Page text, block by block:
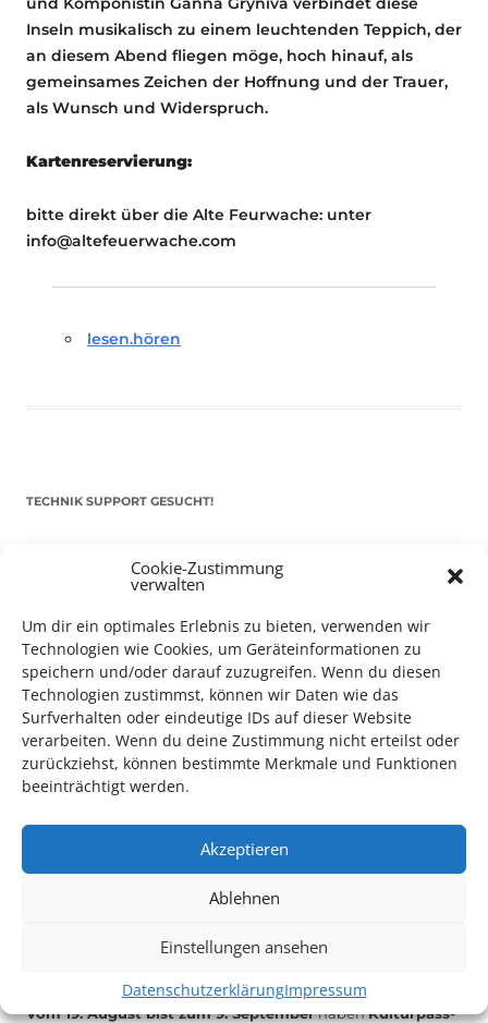
Cookie-Zustimmung
verwalten
Um dir ein optimales Erlebnis zu bieten, verwenden wir
Technologien wie Cookies, um Geräteinformationen zu
speichern und/oder darauf zuzugreifen. Wenn du diesen
Technologien zustimmst, können wir Daten wie das
Surfverhalten oder eindeutige IDs auf dieser Website
verarbeiten. Wenn du deine Zustimmung nicht erteilst oder
zurückziehst, können bestimmte Merkmale und Funktionen
beeinträchtigt werden.
Akzeptieren
Ablehnen
Einstellungen ansehen
DatenschutzerklärungImpressum
Inseln musikalisch zu einem leuchtenden Teppich, der
an diesem Abend fliegen möge, hoch hinauf, als
gemeinsames Zeichen der Hoffnung und der Trauer,
als Wunsch und Widerspruch.
Kartenreservierung:
bitte direkt über die Alte Feurwache: unter
info@altefeuerwache.com
lesen.hören
TECHNIK SUPPORT GESUCHT!
Mithilfe im Bereich Technik. Sie haben Interesse? Dann
*KULTURTIPP SOMMERPAUSE: FESTIVAL DES DEUTSCHEN FILMS*
Auch dieses Jahr findet wieder das
in Ludwigshafen statt.
Vom 19. August bist zum 9. SeptemberhabenKulturpass-